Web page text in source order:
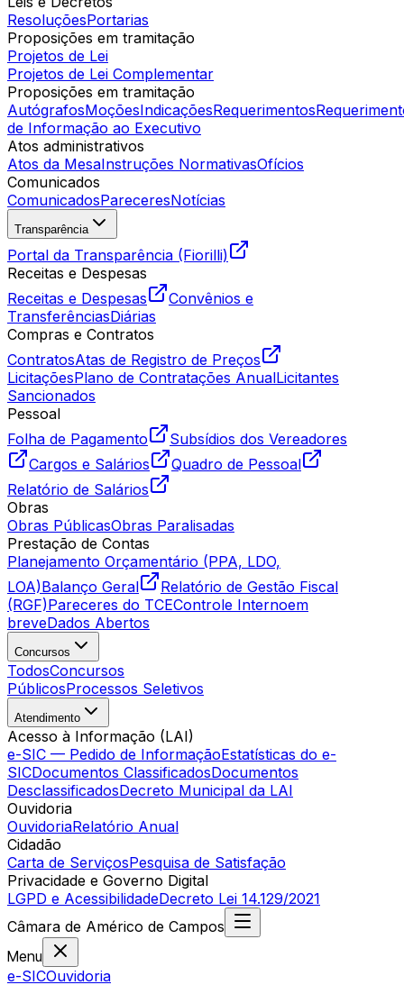
ResoluçõesPortarias
Proposições em tramitação
Projetos de Lei
Projetos de Lei Complementar
Proposições em tramitação
AutógrafosMoçõesIndicaçõesRequerimentos
de Informação ao Executivo
Atos administrativos
Atos da MesaInstruções NormativasOfícios
Comunicados
ComunicadosPareceresNotícias
Transparência
Portal da Transparência (Fiorilli)
Receitas e Despesas
Receitas e Despesas
Convênios e
TransferênciasDiárias
Compras e Contratos
ContratosAtas de Registro de Preços
LicitaçõesPlano de Contratações AnualLicitantes
Sancionados
Pessoal
Folha de Pagamento
Subsídios dos Vereadores
Cargos e Salários
Quadro de Pessoal
Relatório de Salários
Obras
Obras PúblicasObras Paralisadas
Prestação de Contas
Planejamento Orçamentário (PPA, LDO,
LOA)Balanço Geral
Relatório de Gestão Fiscal
(RGF)Pareceres do TCEControle Internoem
breveDados Abertos
Concursos
TodosConcursos
PúblicosProcessos Seletivos
Atendimento
Acesso à Informação (LAI)
e-SIC — Pedido de InformaçãoEstatísticas do e-
SICDocumentos ClassificadosDocumentos
DesclassificadosDecreto Municipal da LAI
Ouvidoria
OuvidoriaRelatório Anual
Cidadão
Carta de ServiçosPesquisa de Satisfação
Privacidade e Governo Digital
LGPD e AcessibilidadeDecreto Lei 14.129/2021
Câmara de Américo de Campos
Menu
e-SICOuvidoria